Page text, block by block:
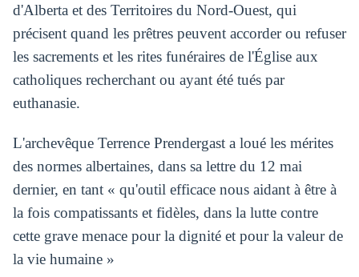
d'Alberta et des Territoires du Nord-Ouest, qui
précisent quand les prêtres peuvent accorder ou refuser
les sacrements et les rites funéraires de l'Église aux
catholiques recherchant ou ayant été tués par
euthanasie.
L'archevêque Terrence Prendergast a loué les mérites
des normes albertaines, dans sa lettre du 12 mai
dernier, en tant « qu'outil efficace nous aidant à être à
la fois compatissants et fidèles, dans la lutte contre
cette grave menace pour la dignité et pour la valeur de
la vie humaine »